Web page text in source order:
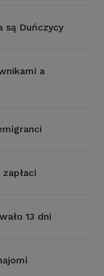
są Duńczycy
a
13 dni